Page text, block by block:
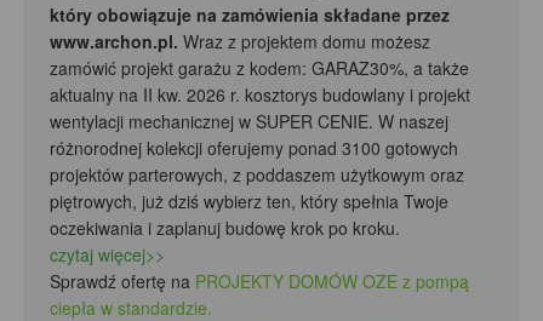
który obowiązuje na zamówienia składane przez
www.archon.pl. Wraz z projektem domu możesz
zamówić projekt garażu z kodem: GARAZ30%, a także
aktualny na II kw. 2026 r. kosztorys budowlany i projekt
wentylacji mechanicznej w SUPER CENIE. W naszej
różnorodnej kolekcji oferujemy ponad 3100 gotowych
projektów parterowych, z poddaszem użytkowym oraz
piętrowych, już dziś wybierz ten, który spełnia Twoje
oczekiwania i zaplanuj budowę krok po kroku.
czytaj więcej>>
Sprawdź ofertę na PROJEKTY DOMÓW OZE z pompą
ciepła w standardzie.